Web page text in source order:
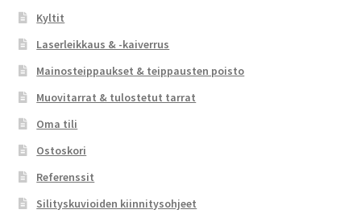
Kyltit
Laserleikkaus & -kaiverrus
Mainosteippaukset & teippausten poisto
Muovitarrat & tulostetut tarrat
Oma tili
Ostoskori
Referenssit
Silityskuvioiden kiinnitysohjeet